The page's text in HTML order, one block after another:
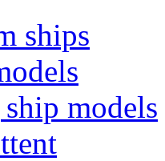
ships
models